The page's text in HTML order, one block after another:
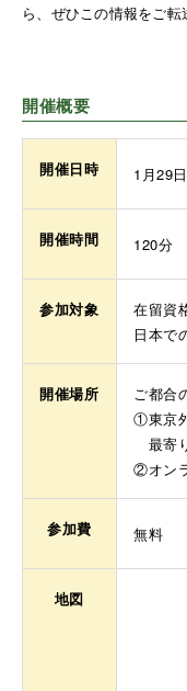
ら、ぜひこの情報をご転
開催概要
開催日時 1月29
開催時間 120分
参加対象
在留資
日本で
開催場所
ご都合
①東京
最寄
②オン
参加費 無料
地図